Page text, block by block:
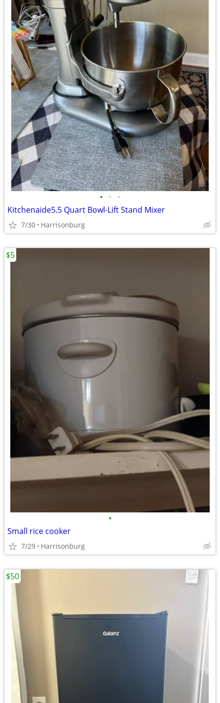
• • •
Kitchenaide5.5 Quart Bowl-Lift Stand Mixer
7/30 Harrisonburg
•
Small rice cooker
7/29 Harrisonburg
$5
$50